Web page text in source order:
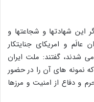
این شهادتها و شجاعتها و
عالَم و امریکای جنایتکار
شدند، گفتند: ملت ایران
نمونه های آن را در حضور
و دفاع از امنیت و مرزها